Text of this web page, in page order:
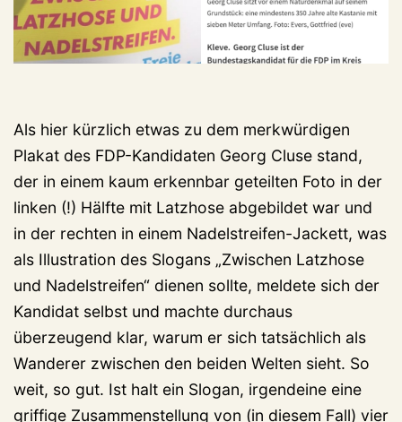
Als hier kürzlich etwas zu dem merkwürdigen
Plakat des FDP-Kandidaten Georg Cluse stand,
der in einem kaum erkennbar geteilten Foto in der
linken (!) Hälfte mit Latzhose abgebildet war und
in der rechten in einem Nadelstreifen-Jackett, was
als Illustration des Slogans „Zwischen Latzhose
und Nadelstreifen“ dienen sollte, meldete sich der
Kandidat selbst und machte durchaus
überzeugend klar, warum er sich tatsächlich als
Wanderer zwischen den beiden Welten sieht. So
weit, so gut. Ist halt ein Slogan, irgendeine eine
griffige Zusammenstellung von (in diesem Fall) vier